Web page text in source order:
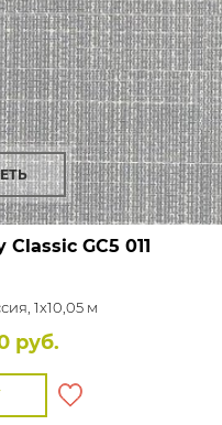
Classic GC5 011
1x10,05 м
руб.